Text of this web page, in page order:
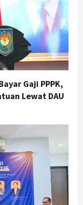
Gaji PPPK,
Lewat DAU